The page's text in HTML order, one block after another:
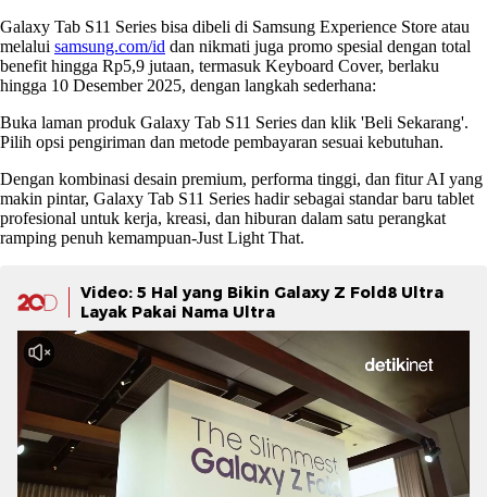
Galaxy Tab S11 Series bisa dibeli di Samsung Experience Store atau
melalui samsung.com/id dan nikmati juga promo spesial dengan total
benefit hingga Rp5,9 jutaan, termasuk Keyboard Cover, berlaku
hingga 10 Desember 2025, dengan langkah sederhana:
Buka laman produk Galaxy Tab S11 Series dan klik 'Beli Sekarang'.
Pilih opsi pengiriman dan metode pembayaran sesuai kebutuhan.
Dengan kombinasi desain premium, performa tinggi, dan fitur AI yang
makin pintar, Galaxy Tab S11 Series hadir sebagai standar baru tablet
profesional untuk kerja, kreasi, dan hiburan dalam satu perangkat
ramping penuh kemampuan-Just Light That.
Video: 5 Hal yang Bikin Galaxy Z Fold8 Ultra
Layak Pakai Nama Ultra